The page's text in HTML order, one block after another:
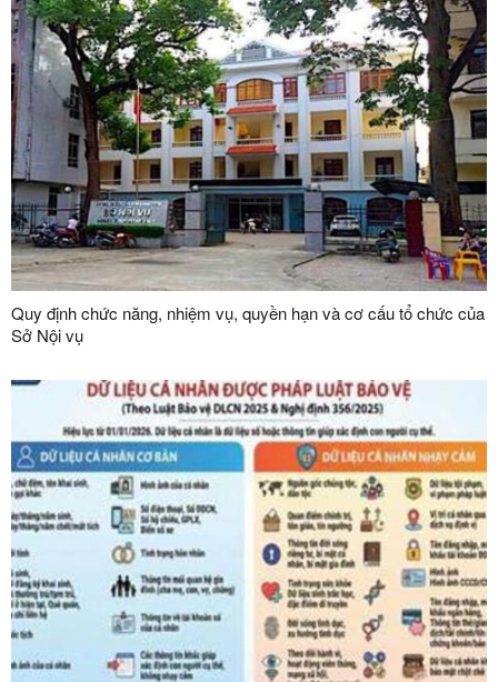
Quy định chức năng, nhiệm vụ, quyền hạn và cơ cấu tổ chức của
Sở Nội vụ